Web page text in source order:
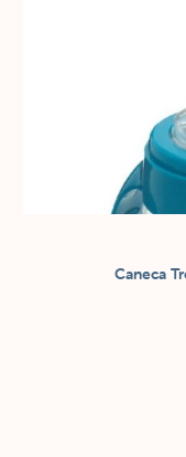
Caneca